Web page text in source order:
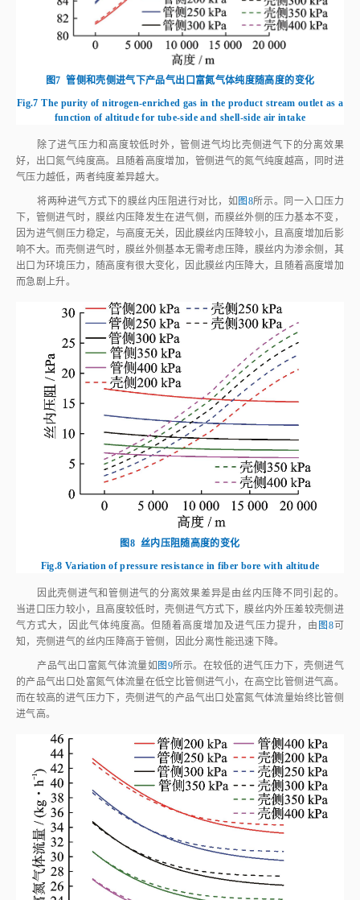
图7 管侧和壳侧进气下产品气出口富氮气体纯度随高度的变化
Fig.7 The purity of nitrogen-enriched gas in the product stream outlet as a
function of altitude for tube-side and shell-side air intake
除了进气压力和高度较低时外，管侧进气均比壳侧进气下的分离效果
好，出口氮气纯度高。且随着高度增加，管侧进气的氮气纯度越高，同时进
气压力越低，两者纯度差异越大。
将两种进气方式下的膜丝内压阻进行对比，如 图8所示。同一入口压力
下，管侧进气时，膜丝内压降发生在进气侧，而膜丝外侧的压力基本不变，
因为进气侧压力稳定，与高度无关，因此膜丝内压降较小，且高度增加后影
响不大。而壳侧进气时，膜丝外侧基本无需考虑压降，膜丝内为渗余侧，其
出口为环境压力，随高度有很大变化，因此膜丝内压降大，且随着高度增加
而急剧上升。
图8 丝内压阻随高度的变化
Fig.8 Variation of pressure resistance in fiber bore with altitude
因此壳侧进气和管侧进气的分离效果差异是由丝内压降不同引起的。
当进口压力较小，且高度较低时，壳侧进气方式下，膜丝内外压差较壳侧进
气方式大，因此气体纯度高。但随着高度增加及进气压力提升，由 图8可
知，壳侧进气的丝内压降高于管侧，因此分离性能迅速下降。
产品气出口富氮气体流量如 图9所示。在较低的进气压力下，壳侧进气
的产品气出口处富氮气体流量在低空比管侧进气小，在高空比管侧进气高。
而在较高的进气压力下，壳侧进气的产品气出口处富氮气体流量始终比管侧
进气高。